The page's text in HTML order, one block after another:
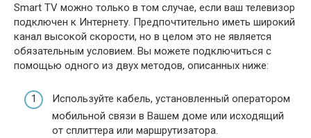
Smart TV можно только в том случае, если ваш телевизор
подключен к Интернету. Предпочтительно иметь широкий
канал высокой скорости, но в целом это не является
обязательным условием. Вы можете подключиться с
помощью одного из двух методов, описанных ниже:
Используйте кабель, установленный оператором
мобильной связи в Вашем доме или исходящий
от сплиттера или маршрутизатора.